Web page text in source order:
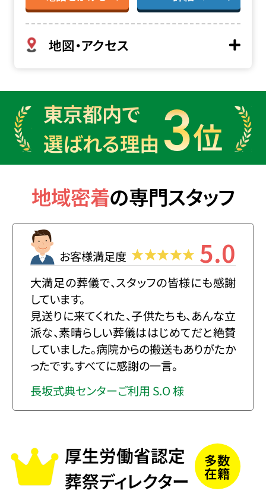
地図・アクセス
東京都内で
選ばれる理由 3位
地域密着の専門スタッフ
お客様満足度 5.0
大満足の葬儀で、スタッフの皆様にも感謝
しています。
見送りに来てくれた、子供たちも、あんな立
派な、素晴らしい葬儀ははじめてだと絶賛
していました。病院からの搬送もありがたか
ったです。すべてに感謝の一言。
長坂式典センターご利用 S.O 様
厚生労働省認定
葬祭ディレクター
多数
在籍